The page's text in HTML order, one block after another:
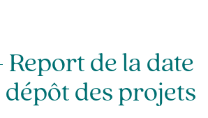
Report de la date
des projets